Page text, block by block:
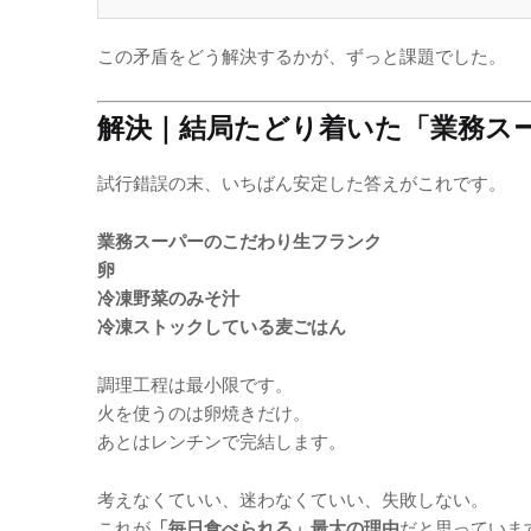
この矛盾をどう解決するかが、ずっと課題でした。
解決｜結局たどり着いた「業務ス
試行錯誤の末、いちばん安定した答えがこれです。
業務スーパーのこだわり生フランク
卵
冷凍野菜のみそ汁
冷凍ストックしている麦ごはん
調理工程は最小限です。
火を使うのは卵焼きだけ。
あとはレンチンで完結します。
考えなくていい、迷わなくていい、失敗しない。